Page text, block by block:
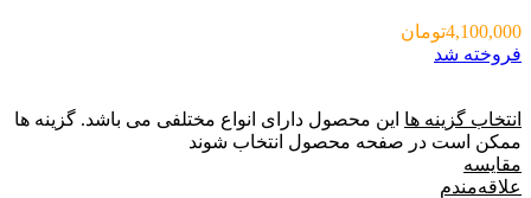
4,100,000تومان
فروخته شد
انتخاب گزینه ها این محصول دارای انواع مختلفی می باشد. گزینه ها
ممکن است در صفحه محصول انتخاب شوند
مقایسه
علاقه‌مندم